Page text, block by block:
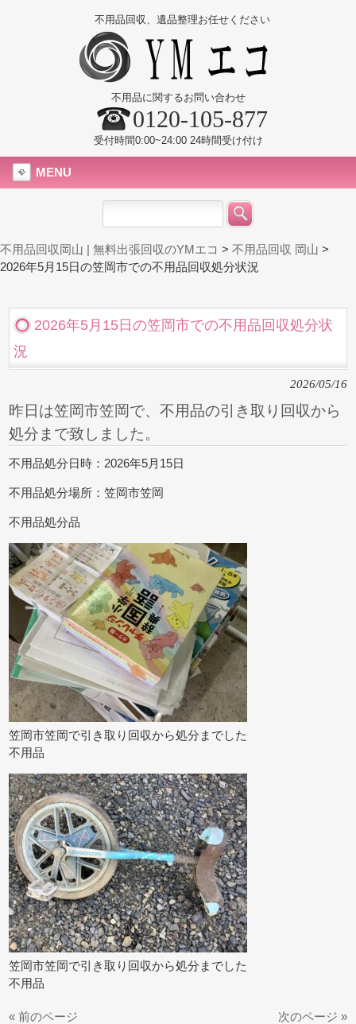
不用品回収、遺品整理お任せください
不用品に関するお問い合わせ
0120-105-877
受付時間0:00~24:00 24時間受け付け
MENU
不用品回収岡山 | 無料出張回収のYMエコ > 不用品回収 岡山 >
2026年5月15日の笠岡市での不用品回収処分状況
2026年5月15日の笠岡市での不用品回収処分状
況
2026/05/16
昨日は笠岡市笠岡で、不用品の引き取り回収から
処分まで致しました。
不用品処分日時：2026年5月15日
不用品処分場所：笠岡市笠岡
不用品処分品
笠岡市笠岡で引き取り回収から処分までした
不用品
笠岡市笠岡で引き取り回収から処分までした
不用品
« 前のページ 次のページ »